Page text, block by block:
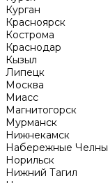
Курган
Красноярск
Кострома
Краснодар
Кызыл
Липецк
Москва
Миасс
Магнитогорск
Мурманск
Нижнекамск
Набережные Челны
Норильск
Нижний Тагил